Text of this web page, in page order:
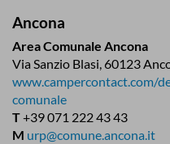
Ancona
Area Comunale Ancona
Via Sanzio Blasi, 60123
www.campercontact.com/
comunale
T+39 071 222 43 43
M urp@comune.ancona.it